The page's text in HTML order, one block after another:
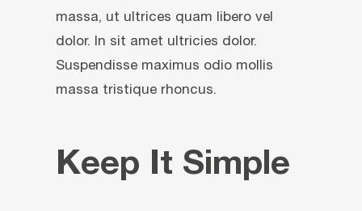
massa, ut ultrices quam libero vel
dolor. In sit amet ultricies dolor.
Suspendisse maximus odio mollis
massa tristique rhoncus.
Keep It Simple